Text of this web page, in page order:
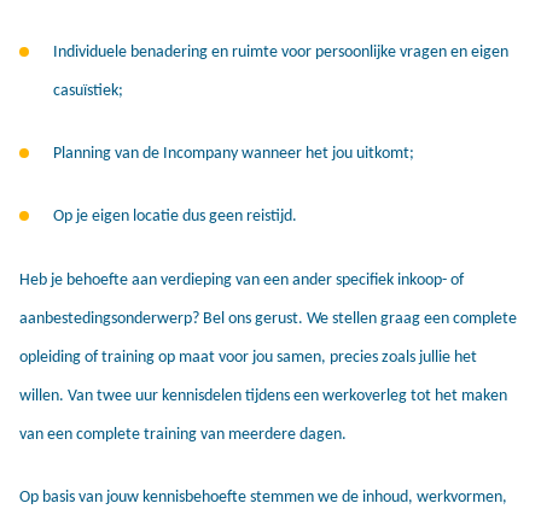
Individuele benadering en ruimte voor persoonlijke vragen en eigen
casuïstiek;
Planning van de Incompany wanneer het jou uitkomt;
Op je eigen locatie dus geen reistijd.
Heb je behoefte aan verdieping van een ander specifiek inkoop- of
aanbestedingsonderwerp? Bel ons gerust. We stellen graag een complete
opleiding of training op maat voor jou samen, precies zoals jullie het
willen. Van twee uur kennisdelen tijdens een werkoverleg tot het maken
van een complete training van meerdere dagen.
Op basis van jouw kennisbehoefte stemmen we de inhoud, werkvormen,